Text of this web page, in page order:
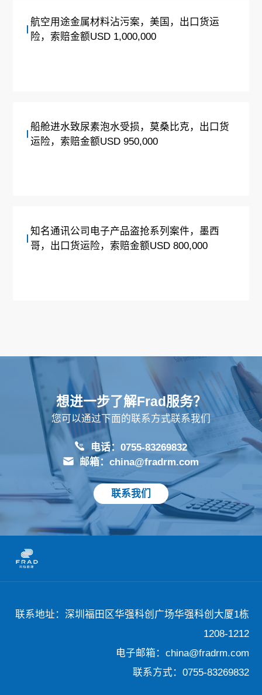
航空用途金属材料沾污案，美国，出口货运
险，索赔金额USD 1,000,000
船舱进水致尿素泡水受损，莫桑比克，出口货
运险，索赔金额USD 950,000
知名通讯公司电子产品盗抢系列案件，墨西
哥，出口货运险，索赔金额USD 800,000
想进一步了解Frad服务？
您可以通过下面的联系方式联系我们
电话：0755-83269832
邮箱：china@fradrm.com
联系我们
联系地址：深圳福田区华强科创广场华强科创大厦1栋
1208-1212
电子邮箱：china@fradrm.com
联系方式：0755-83269832